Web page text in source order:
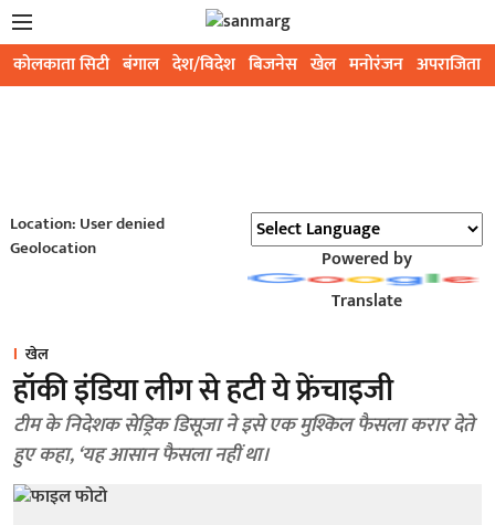
कोलकाता सिटी बंगाल देश/विदेश बिजनेस खेल मनोरंजन अपराजिता
Location: User denied
Geolocation
Powered by
Translate
खेल
हॉकी इंडिया लीग से हटी ये फ्रेंचाइजी
टीम के निदेशक सेड्रिक डिसूजा ने इसे एक मुश्किल फैसला करार देते
हुए कहा, ‘यह आसान फैसला नहीं था।